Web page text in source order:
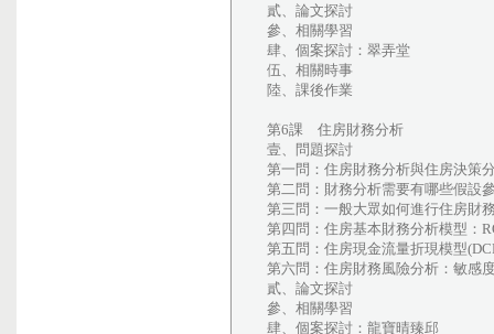
貳、論文探討
參、相關學習
肆、個案探討：翠弄堂
伍、相關時事
陸、課後作業
第6課 住房財務分析
壹、問題探討
第一問：住房財務分析與住房決策
第二問：財務分析需要有哪些假設
第三問：一般大眾如何進行住房財
第四問：住房基本財務分析模型：
第五問：住房現金流量折現模型
第六問：住房財務風險分析：敏感
貳、論文探討
參、相關學習
肆、個案探討：龍寶晴臻邱